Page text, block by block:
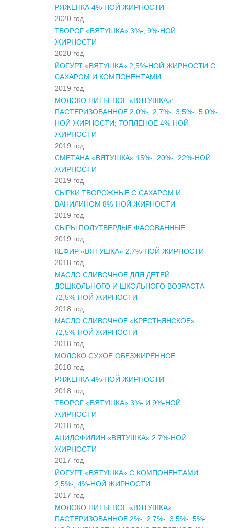
РЯЖЕНКА 4%-НОЙ ЖИРНОСТИ
2020 год
ТВОРОГ «ВЯТУШКА» 3%-, 9%-НОЙ
ЖИРНОСТИ
2020 год
ЙОГУРТ «ВЯТУШКА» 2,5%-НОЙ ЖИРНОСТИ С
САХАРОМ И КОМПОНЕНТАМИ
2019 год
МОЛОКО ПИТЬЕВОЕ «ВЯТУШКА»:
ПАСТЕРИЗОВАННОЕ 2,0%-, 2,7%-, 3,5%-, 5,0%-
НОЙ ЖИРНОСТИ; ТОПЛЕНОЕ 4%-НОЙ
ЖИРНОСТИ
2019 год
СМЕТАНА «ВЯТУШКА» 15%-, 20%-, 22%-НОЙ
ЖИРНОСТИ
2019 год
СЫРКИ ТВОРОЖНЫЕ С САХАРОМ И
ВАНИЛИНОМ 8%-НОЙ ЖИРНОСТИ
2019 год
СЫРЫ ПОЛУТВЕРДЫЕ ФАСОВАННЫЕ
2019 год
КЕФИР «ВЯТУШКА» 2,7%-НОЙ ЖИРНОСТИ
2018 год
МАСЛО СЛИВОЧНОЕ ДЛЯ ДЕТЕЙ
ДОШКОЛЬНОГО И ШКОЛЬНОГО ВОЗРАСТА
72,5%-НОЙ ЖИРНОСТИ
2018 год
МАСЛО СЛИВОЧНОЕ «КРЕСТЬЯНСКОЕ»
72,5%-НОЙ ЖИРНОСТИ
2018 год
МОЛОКО СУХОЕ ОБЕЗЖИРЕННОЕ
2018 год
РЯЖЕНКА 4%-НОЙ ЖИРНОСТИ
2018 год
ТВОРОГ «ВЯТУШКА» 3%- И 9%-НОЙ
ЖИРНОСТИ
2018 год
АЦИДОФИЛИН «ВЯТУШКА» 2,7%-НОЙ
ЖИРНОСТИ
2017 год
ЙОГУРТ «ВЯТУШКА» С КОМПОНЕНТАМИ
2,5%-, 4%-НОЙ ЖИРНОСТИ
2017 год
МОЛОКО ПИТЬЕВОЕ «ВЯТУШКА»
ПАСТЕРИЗОВАННОЕ 2%-, 2,7%-, 3,5%-, 5%-